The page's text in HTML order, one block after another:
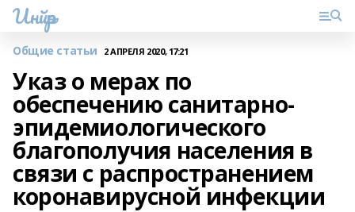
Инйәр
Общие статьи 2 АПРЕЛЯ 2020, 17:21
Указ о мерах по
обеспечению санитарно-
эпидемиологического
благополучия населения в
связи с распространением
коронавирусной инфекции